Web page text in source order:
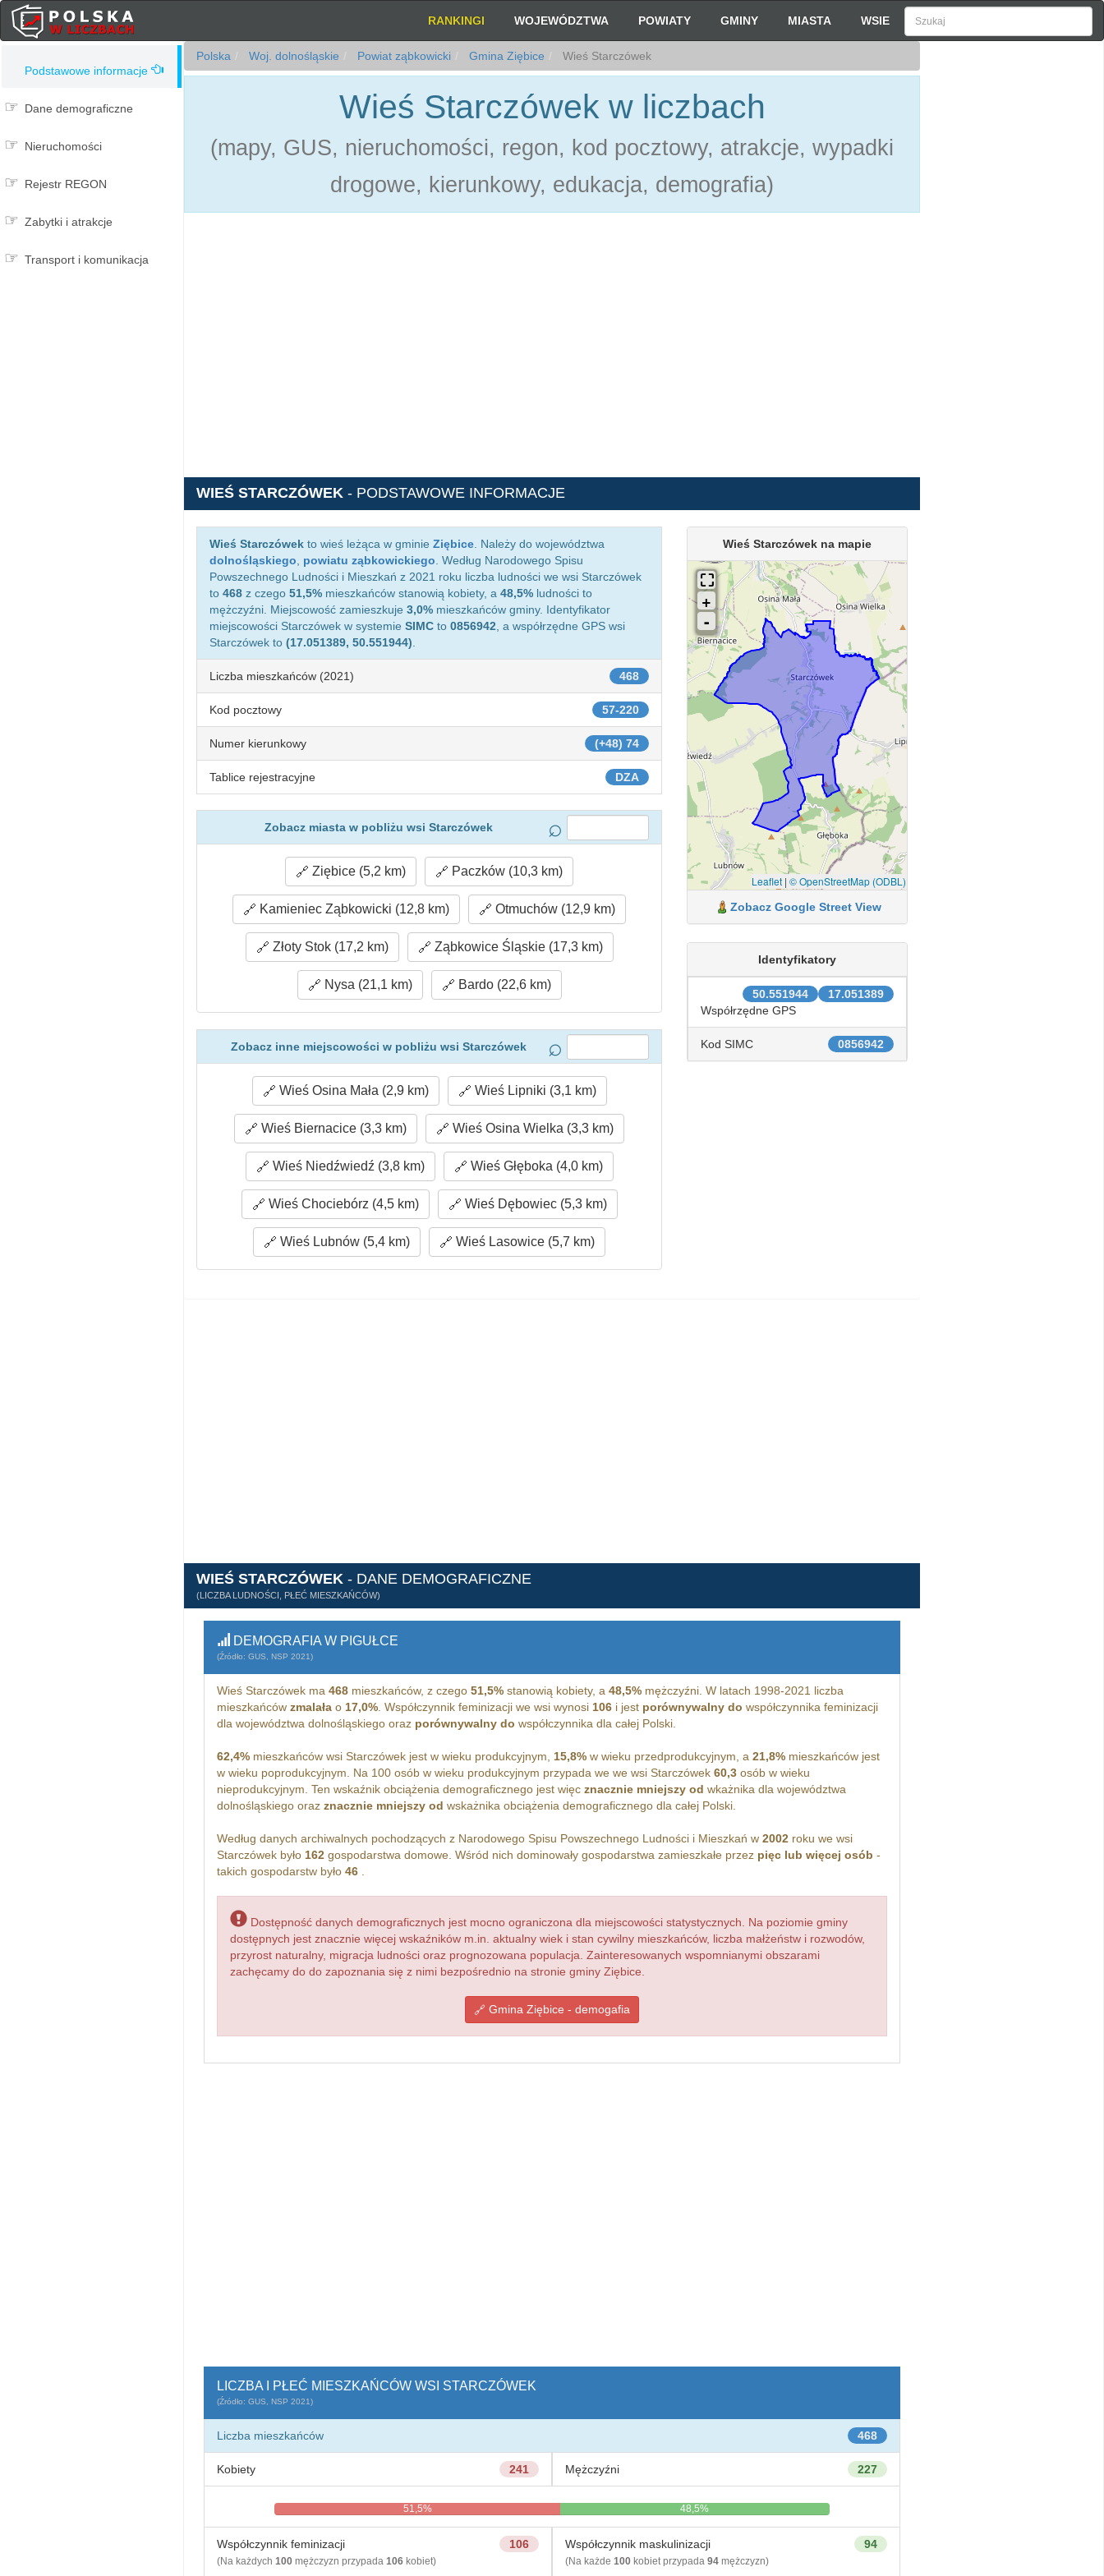
RANKINGI WOJEWÓDZTWA POWIATY GMINY MIASTA WSIE
Podstawowe informacje
Dane demograficzne
Nieruchomości
Rejestr REGON
Zabytki i atrakcje
Transport i komunikacja
Polska Woj. dolnośląskie Powiat ząbkowicki Gmina Ziębice Wieś Starczówek
Wieś Starczówek w liczbach
(mapy, GUS, nieruchomości, regon, kod pocztowy, atrakcje, wypadki
drogowe, kierunkowy, edukacja, demografia)
WIEŚ STARCZÓWEK - PODSTAWOWE INFORMACJE
Wieś Starczówek to wieś leżąca w gminie Ziębice . Należy do województwa
dolnośląskiego
powiatu ząbkowickiego . Według Narodowego Spisu
Powszechnego Ludności i Mieszkań z 2021 roku liczba ludności we wsi Starczówek
to 468 z czego 51,5% mieszkańców stanowią kobiety, a 48,5% ludności to
mężczyźni. Miejscowość zamieszkuje 3,0% mieszkańców gminy. Identyfikator
miejscowości Starczówek w systemie SIMC to 0856942 , a współrzędne GPS wsi
Starczówek to (17.051389, 50.551944)
468
Liczba mieszkańców (2021)
57-220
Kod pocztowy
(+48) 74
Numer kierunkowy
DZA
Tablice rejestracyjne
Zobacz miasta w pobliżu wsi Starczówek
Ziębice (5,2 km) Paczków (10,3 km)
Kamieniec Ząbkowicki (12,8 km) Otmuchów (12,9 km)
Złoty Stok (17,2 km) Ząbkowice Śląskie (17,3 km)
Nysa (21,1 km) Bardo (22,6 km)
Zobacz inne miejscowości w pobliżu wsi Starczówek
Wieś Osina Mała (2,9 km) Wieś Lipniki (3,1 km)
Wieś Biernacice (3,3 km) Wieś Osina Wielka (3,3 km)
Wieś Niedźwiedź (3,8 km) Wieś Głęboka (4,0 km)
Wieś Chociebórz (4,5 km) Wieś Dębowiec (5,3 km)
Wieś Lubnów (5,4 km) Wieś Lasowice (5,7 km)
Wieś Starczówek na mapie
Leaflet| © OpenStreetMap (ODBL)
Zobacz Google Street View
Identyfikatory
17.051389
50.551944
Współrzędne GPS
0856942
Kod SIMC
WIEŚ STARCZÓWEK - DANE DEMOGRAFICZNE
(LICZBA LUDNOŚCI, PŁEĆ MIESZKAŃCÓW)
DEMOGRAFIA W PIGUŁCE
(Źródło: GUS, NSP 2021)
Wieś Starczówek ma 468mieszkańców, z czego 51,5%stanowią kobiety, a 48,5%mężczyźni. W latach 1998-2021 liczba
mieszkańców zmalałao 17,0%. Współczynnik feminizacji we wsi wynosi 106i jest porównywalny do współczynnika feminizacji
dla województwa dolnośląskiego oraz porównywalny do współczynnika dla całej Polski.
62,4%mieszkańców wsi Starczówek jest w wieku produkcyjnym, 15,8%w wieku przedprodukcyjnym, a 21,8%mieszkańców jest
w wieku poprodukcyjnym. Na 100 osób w wieku produkcyjnym przypada we we wsi Starczówek 60,3osób w wieku
nieprodukcyjnym. Ten wskaźnik obciążenia demograficznego jest więc znacznie mniejszy od wkażnika dla województwa
dolnośląskiego oraz znacznie mniejszy od wskażnika obciążenia demograficznego dla całej Polski.
Według danych archiwalnych pochodzących z Narodowego Spisu Powszechnego Ludności i Mieszkań w 2002roku we wsi
Starczówek było 162gospodarstwa domowe. Wśród nich dominowały gospodarstwa zamieszkałe przez pięc lub więcej osób -
takich gospodarstw było 46.
Dostępność danych demograficznych jest mocno ograniczona dla miejscowości statystycznych. Na poziomie gminy
dostępnych jest znacznie więcej wskaźników m.in. aktualny wiek i stan cywilny mieszkańców, liczba małżeństw i rozwodów,
przyrost naturalny, migracja ludności oraz prognozowana populacja. Zainteresowanych wspomnianymi obszarami
zachęcamy do do zapoznania się z nimi bezpośrednio na stronie gminy Ziębice.
Gmina Ziębice - demogafia
LICZBA I PŁEĆ MIESZKAŃCÓW WSI STARCZÓWEK
(Źródło: GUS, NSP 2021)
468
Liczba mieszkańców
241
Kobiety 227
Mężczyźni
51,5% 48,5%
106
Współczynnik feminizacji
(Na każdych 100mężczyzn przypada 106kobiet)
94
Współczynnik maskulinizacji
(Na każde 100kobiet przypada 94mężczyzn)